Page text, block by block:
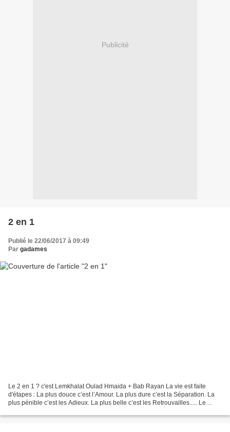
Publicité
2 en 1
Publié le 22/06/2017 à 09:49
Par gadames
Le 2 en 1 ? c'est Lemkhalat Oulad Hmaida + Bab Rayan La vie est faite
d'étapes : La plus douce c’est l’Amour. La plus dure c’est la Séparation. La
plus pénible c’est les Adieux. La plus belle c’est les Retrouvailles..... Le